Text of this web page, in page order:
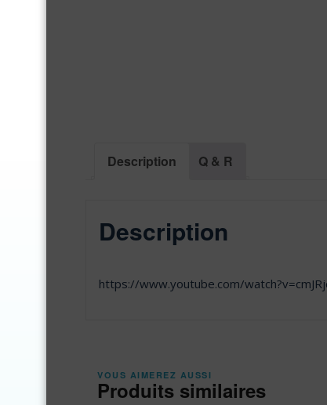
Description Q & R
Description
https://www.youtube.com/
VOUS AIMEREZ AUSSI
Produits similaires